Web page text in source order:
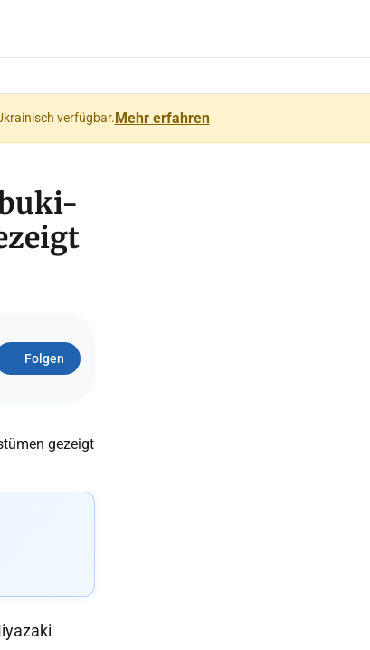
verfügbar.Mehr erfahren
Folgen